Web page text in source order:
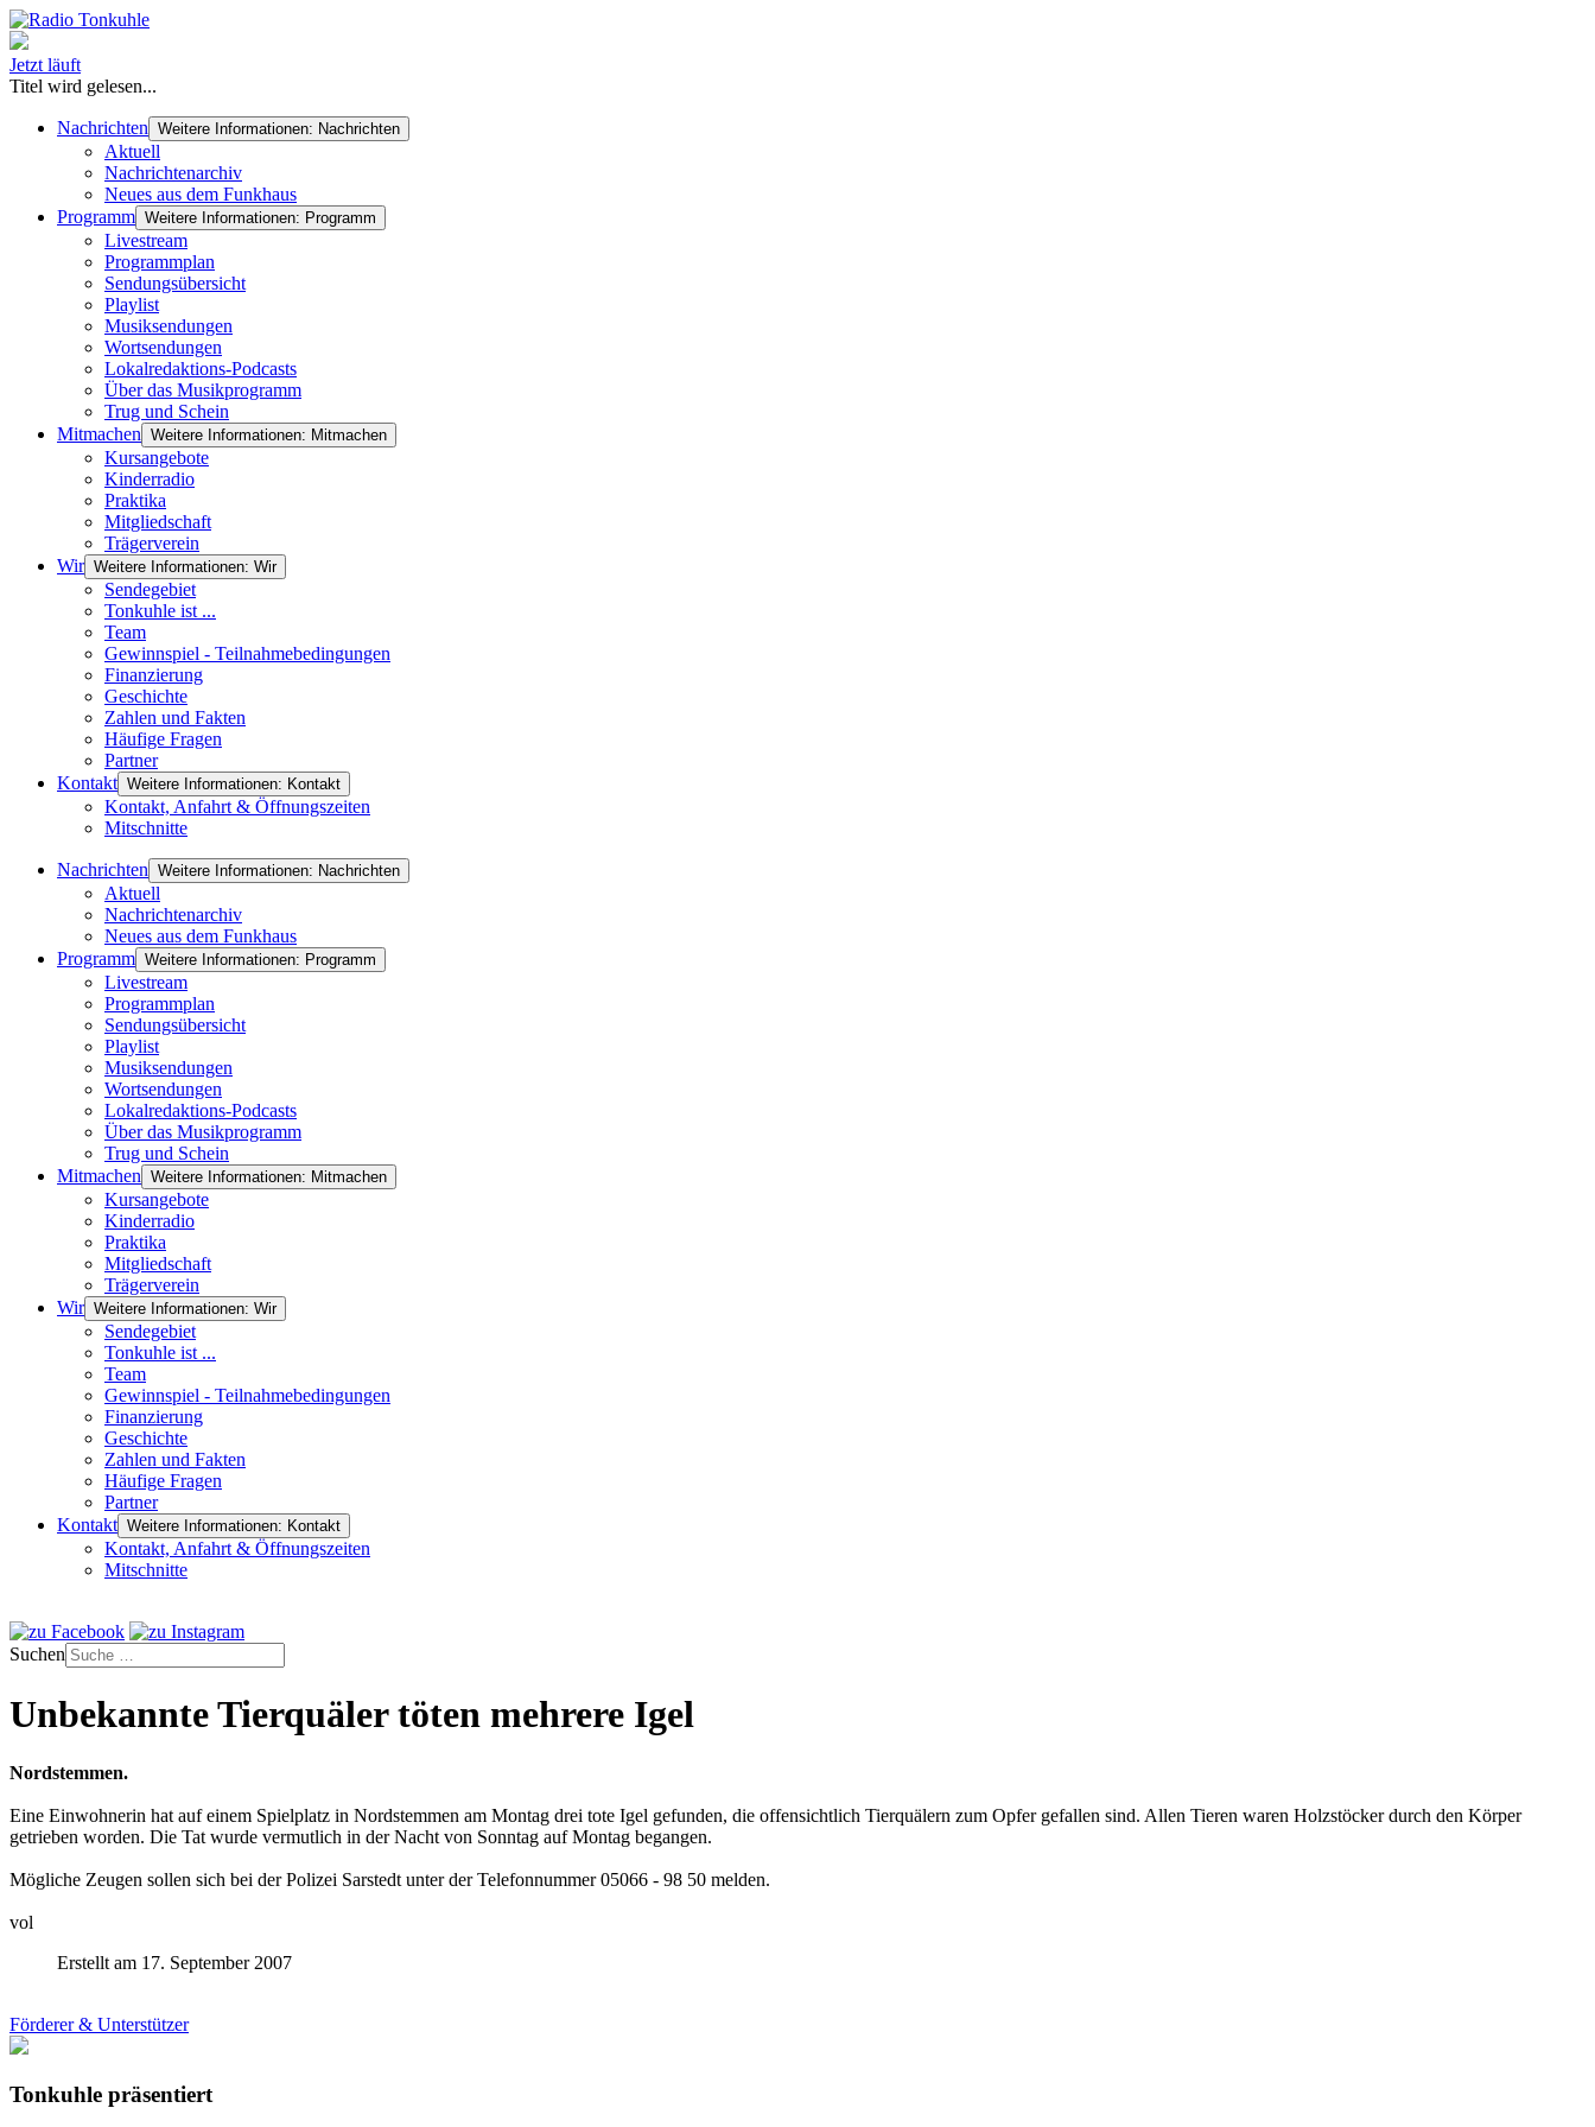
Jetzt läuft
Titel wird gelesen...
Nachrichten Weitere Informationen: Nachrichten
Aktuell
Nachrichtenarchiv
Neues aus dem Funkhaus
Programm Weitere Informationen: Programm
Livestream
Programmplan
Sendungsübersicht
Playlist
Musiksendungen
Wortsendungen
Lokalredaktions-Podcasts
Über das Musikprogramm
Trug und Schein
Mitmachen Weitere Informationen: Mitmachen
Kursangebote
Kinderradio
Praktika
Mitgliedschaft
Trägerverein
Wir Weitere Informationen: Wir
Sendegebiet
Tonkuhle ist ...
Team
Gewinnspiel - Teilnahmebedingungen
Finanzierung
Geschichte
Zahlen und Fakten
Häufige Fragen
Partner
Kontakt Weitere Informationen: Kontakt
Kontakt, Anfahrt & Öffnungszeiten
Mitschnitte
Nachrichten Weitere Informationen: Nachrichten
Aktuell
Nachrichtenarchiv
Neues aus dem Funkhaus
Programm Weitere Informationen: Programm
Livestream
Programmplan
Sendungsübersicht
Playlist
Musiksendungen
Wortsendungen
Lokalredaktions-Podcasts
Über das Musikprogramm
Trug und Schein
Mitmachen Weitere Informationen: Mitmachen
Kursangebote
Kinderradio
Praktika
Mitgliedschaft
Trägerverein
Wir Weitere Informationen: Wir
Sendegebiet
Tonkuhle ist ...
Team
Gewinnspiel - Teilnahmebedingungen
Finanzierung
Geschichte
Zahlen und Fakten
Häufige Fragen
Partner
Kontakt Weitere Informationen: Kontakt
Kontakt, Anfahrt & Öffnungszeiten
Mitschnitte
Suchen
Unbekannte Tierquäler töten mehrere Igel
Nordstemmen.
Eine Einwohnerin hat auf einem Spielplatz in Nordstemmen am Montag drei tote Igel gefunden, die offensichtlich Tierquälern zum Opfer gefallen sind. Allen Tieren waren Holzstöcker durch den Körper
getrieben worden. Die Tat wurde vermutlich in der Nacht von Sonntag auf Montag begangen.
Mögliche Zeugen sollen sich bei der Polizei Sarstedt unter der Telefonnummer 05066 - 98 50 melden.
vol
Erstellt am 17. September 2007
Förderer & Unterstützer
Tonkuhle präsentiert